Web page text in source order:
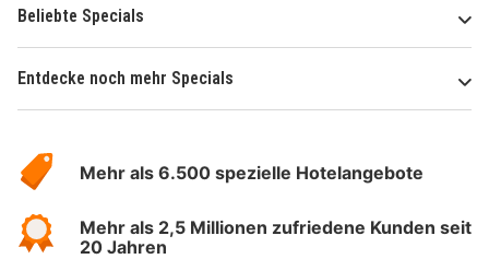
Beliebte Specials
Entdecke noch mehr Specials
Hotelspecials
Mehr als 6.500 spezielle Hotelangebote
Mehr als 2,5 Millionen zufriedene Kunden seit
20 Jahren